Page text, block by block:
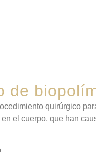
de
quirúrgico
el cuerpo, que han